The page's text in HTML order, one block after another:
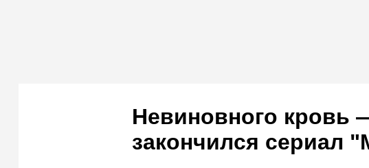
Невиновного кровь
закончился сериал